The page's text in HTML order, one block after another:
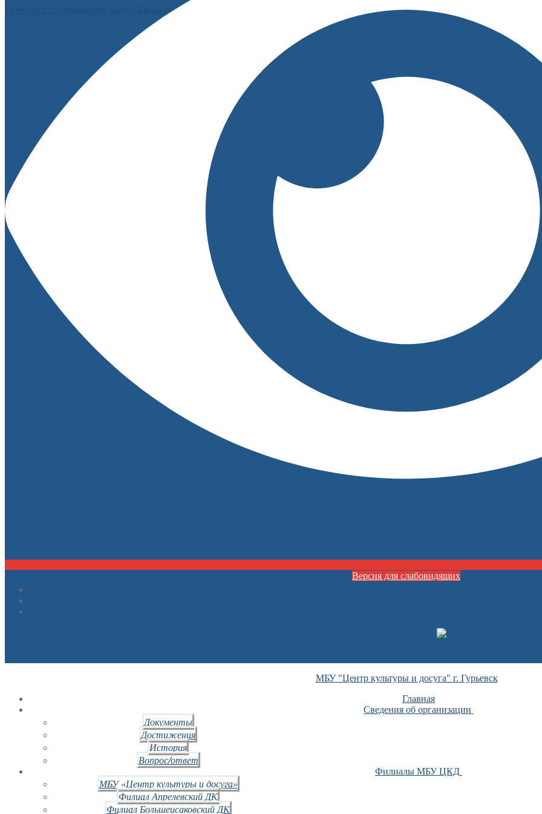
Закрыть
Версия для слабовидящих
МБУ "Центр культуры и досуга" г. Гурьевск
Главная
Сведения об организации
Документы
Достижения
История
Вопрос/ответ
Филиалы МБУ ЦКД
МБУ «Центр культуры и досуга»
Филиал Апрелевский ДК
Филиал Большеисаковский ДК